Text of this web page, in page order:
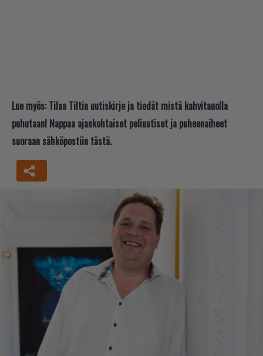
Lue myös: Tilaa Tiltin uutiskirje ja tiedät mistä kahvitauolla
puhutaan! Nappaa ajankohtaiset peliuutiset ja puheenaiheet
suoraan sähköpostiin tästä.